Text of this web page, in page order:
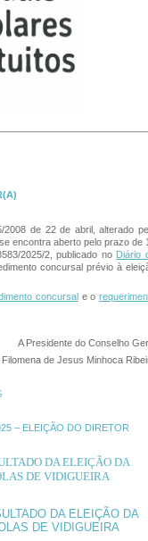
2008 de 22 de abril, alterado
encontra aberto pelo prazo de
2025/2, publicado no Diário
concursal prévio à
concursal e o
A Presidente do Conselho
Filomena de Jesus Minhoca
– ELEIÇÃO DO DIRETOR
DA ELEIÇÃO DA
DE VIDIGUEIRA
DA ELEIÇÃO DA
DE VIDIGUEIRA